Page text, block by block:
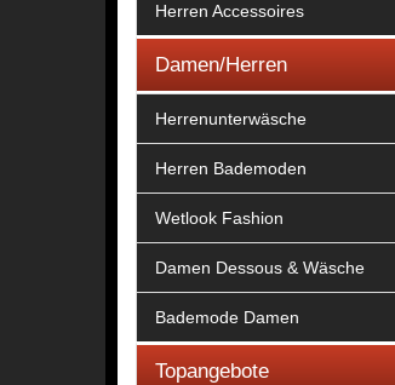
Herren Accessoires
Damen/Herren
Herrenunterwäsche
Herren Bademoden
Wetlook Fashion
Damen Dessous & Wäsche
Bademode Damen
Topangebote